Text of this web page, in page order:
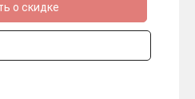
о скидке